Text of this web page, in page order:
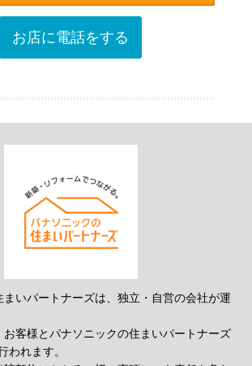
お店に電話をする
まいパートナーズは、独立・自営の会社が運
お客様とパナソニックの住まいパートナーズ
われます。